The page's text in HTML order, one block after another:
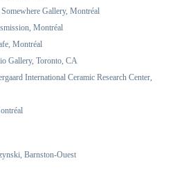
Gallery, Montréal
Montréal
Montréal
Gallery, Toronto, CA
International Ceramic Research Center,
Barnston-Ouest